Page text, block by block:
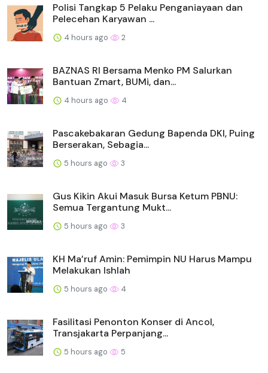
Polisi Tangkap 5 Pelaku Penganiayaan dan
Pelecehan Karyawan ...
4 hours ago 2
BAZNAS RI Bersama Menko PM Salurkan
Bantuan Zmart, BUMi, dan...
4 hours ago 4
Pascakebakaran Gedung Bapenda DKI, Puing
Berserakan, Sebagia...
5 hours ago 3
Gus Kikin Akui Masuk Bursa Ketum PBNU:
Semua Tergantung Mukt...
5 hours ago 3
KH Ma’ruf Amin: Pemimpin NU Harus Mampu
Melakukan Ishlah
5 hours ago 4
Fasilitasi Penonton Konser di Ancol,
Transjakarta Perpanjang...
5 hours ago 5